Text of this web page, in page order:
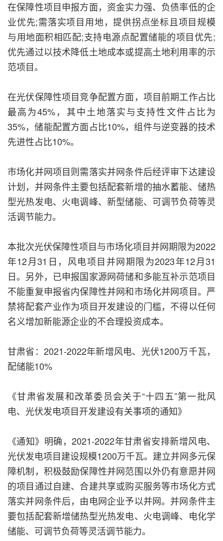
在保障性项目申报方面，资金实力强、负债率低的企
业优先;需落实项目用地，提供拐点坐标且项目规模
与用地面积相匹配;支持电源点配置储能的项目优先;
优先通过以技术降低土地成本或提高土地利用率的示
范项目。
在光伏保障性项目竞争配置方面，项目前期工作占比
最高为45%，其中土地落实与支持性文件占比为
35%，储能配置方面占比10%，组件与逆变器的技术
先进性占比10%。
市场化并网项目则需落实并网条件后经评审下达建设
计划，并网条件主要包括配套新增的抽水蓄能、储热
型光热发电、火电调峰、新型储能、可调节负荷等灵
活调节能力。
本批次光伏保障性项目与市场化项目并网期限为2022
年12月31日，风电项目并网期限为2023年12月31
日。另外，已申报国家源网荷储和多能互补示范项目
不能重复申报省内保障性并网和市场化并网项目。严
禁将配套产业作为项目开发建设的门槛，不得以任何
名义增加新能源企业的不合理投资成本。
甘肃省：2021-2022年新增风电、光伏1200万千瓦，
配储能10%
《甘肃省发展和改革委员会关于“十四五”第一批风
电、光伏发电项目开发建设有关事项的通知》
《通知》明确，2021-2022年甘肃省安排新增风电、
光伏发电项目建设规模1200万千瓦。建立并网多元保
障机制，积极鼓励保障性并网范围以外仍有意愿并网
的项目通过自建、合建共享或购买服务等市场化方式
落实并网条件后，由电网企业予以并网。并网条件主
要包括配套新增储热型光热发电、火电调峰、电化学
储能、可调节负荷等灵活调节能力。